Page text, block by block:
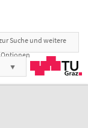
Suche und weitere
Optionen